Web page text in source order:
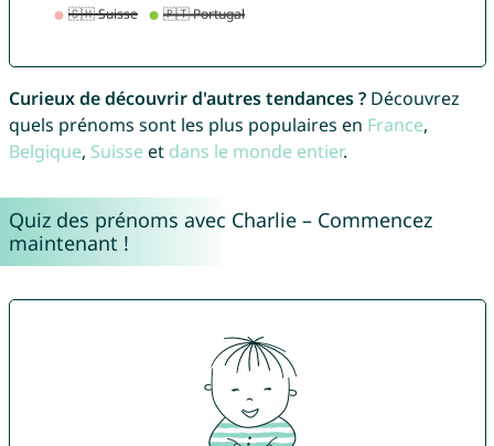
Curieux de découvrir d'autres tendances ?Découvrez
quels prénoms sont les plus populaires en France,
Belgique, Suisse et dans le monde entier.
Quiz des prénoms avec Charlie – Commencez
maintenant !